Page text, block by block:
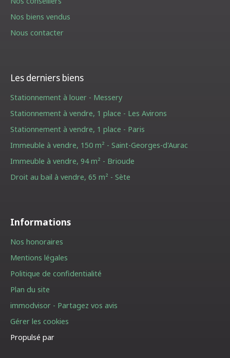
Nos biens vendus
Nous contacter
Les derniers biens
Stationnement à louer - Messery
Stationnement à vendre, 1 place - Les Avirons
Stationnement à vendre, 1 place - Paris
Immeuble à vendre, 150 m² - Saint-Georges-d'Aurac
Immeuble à vendre, 94 m² - Brioude
Droit au bail à vendre, 65 m² - Sète
Informations
Nos honoraires
Mentions légales
Politique de confidentialité
Plan du site
immodvisor - Partagez vos avis
Gérer les cookies
Propulsé par